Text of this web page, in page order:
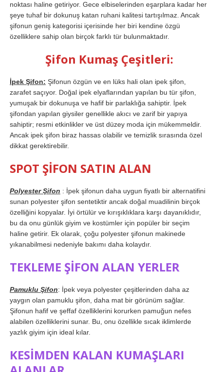
noktası haline getiriyor. Gece elbiselerinden eşarplara kadar her
şeye tuhaf bir dokunuş katan ruhani kalitesi tartışılmaz. Ancak
şifonun geniş kategorisi içerisinde her biri kendine özgü
özelliklere sahip olan birçok farklı tür bulunmaktadır.
Şifon Kumaş Çeşitleri:
İpek Şifon: Şifonun özgün ve en lüks hali olan ipek şifon,
zarafet saçıyor. Doğal ipek elyaflarından yapılan bu tür şifon,
yumuşak bir dokunuşa ve hafif bir parlaklığa sahiptir. İpek
şifondan yapılan giysiler genellikle akıcı ve zarif bir yapıya
sahiptir; resmi etkinlikler ve üst düzey moda için mükemmeldir.
Ancak ipek şifon biraz hassas olabilir ve temizlik sırasında özel
dikkat gerektirebilir.
SPOT ŞİFON SATIN ALAN
Polyester Şifon : İpek şifonun daha uygun fiyatlı bir alternatifini
sunan polyester şifon sentetiktir ancak doğal muadilinin birçok
özelliğini kopyalar. İyi örtülür ve kırışıklıklara karşı dayanıklıdır,
bu da onu günlük giyim ve kostümler için popüler bir seçim
haline getirir. Ek olarak, çoğu polyester şifonun makinede
yıkanabilmesi nedeniyle bakımı daha kolaydır.
TEKLEME ŞİFON ALAN YERLER
Pamuklu Şifon: İpek veya polyester çeşitlerinden daha az
yaygın olan pamuklu şifon, daha mat bir görünüm sağlar.
Şifonun hafif ve şeffaf özelliklerini korurken pamuğun nefes
alabilen özelliklerini sunar. Bu, onu özellikle sıcak iklimlerde
yazlık giyim için ideal kılar.
KESİMDEN KALAN KUMAŞLARI